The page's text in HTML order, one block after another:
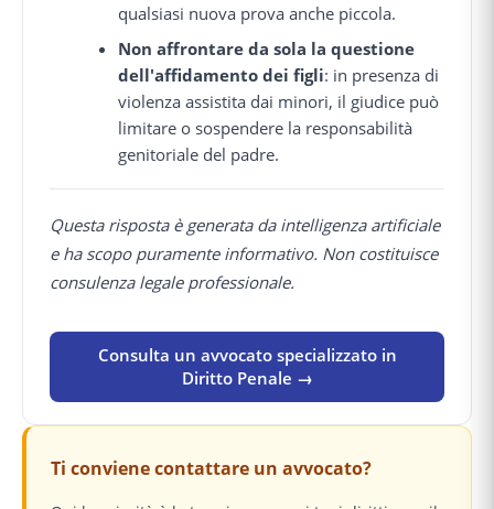
qualsiasi nuova prova anche piccola.
Non affrontare da sola la questione
dell'affidamento dei figli: in presenza di
violenza assistita dai minori, il giudice può
limitare o sospendere la responsabilità
genitoriale del padre.
Questa risposta è generata da intelligenza artificiale
e ha scopo puramente informativo. Non costituisce
consulenza legale professionale.
Consulta un avvocato specializzato in
Diritto Penale →
Ti conviene contattare un avvocato?